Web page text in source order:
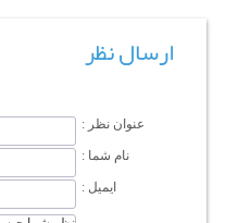
ارسال نظر
عنوان نظر :
نام شما :
ایمیل :